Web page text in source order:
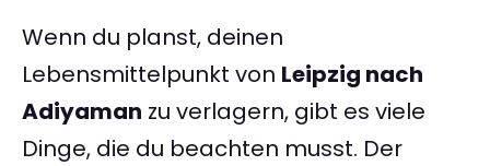
Wenn du planst, deinen
Lebensmittelpunkt von Leipzig nach
Adiyaman zu verlagern, gibt es viele
Dinge, die du beachten musst. Der